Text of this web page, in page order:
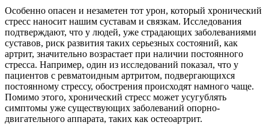
Особенно опасен и незаметен тот урон, который хронический
стресс наносит нашим суставам и связкам. Исследования
подтверждают, что у людей, уже страдающих заболеваниями
суставов, риск развития таких серьезных состояний, как
артрит, значительно возрастает при наличии постоянного
стресса. Например, один из исследований показал, что у
пациентов с ревматоидным артритом, подвергающихся
постоянному стрессу, обострения происходят намного чаще.
Помимо этого, хронический стресс может усугублять
симптомы уже существующих заболеваний опорно-
двигательного аппарата, таких как остеоартрит.